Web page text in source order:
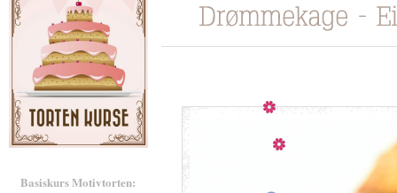
Basiskurs Motivtorten: